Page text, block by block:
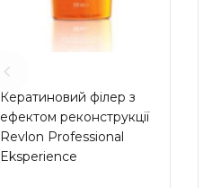
Кератиновий філер з
ефектом реконструкції
Revlon Professional
Eksperience